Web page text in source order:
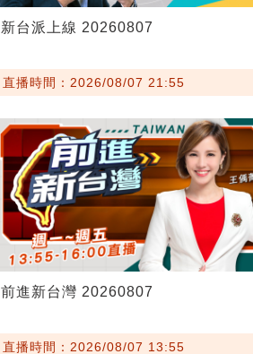
新台派上線 20260807
直播時間：2026/08/07 21:55
前進新台灣 20260807
直播時間：2026/08/07 13:55